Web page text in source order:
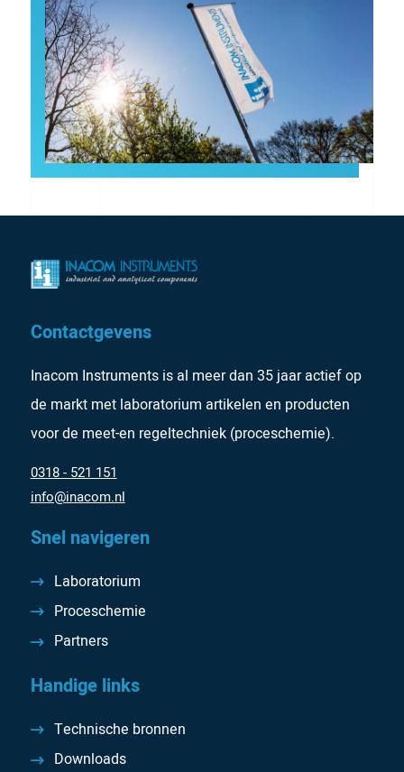
Contactgevens
Inacom Instruments is al meer dan 35 jaar actief op
de markt met laboratorium artikelen en producten
voor de meet-en regeltechniek (proceschemie).
0318 - 521 151
info@inacom.nl
Snel navigeren
Laboratorium
Proceschemie
Partners
Handige links
Technische bronnen
Downloads